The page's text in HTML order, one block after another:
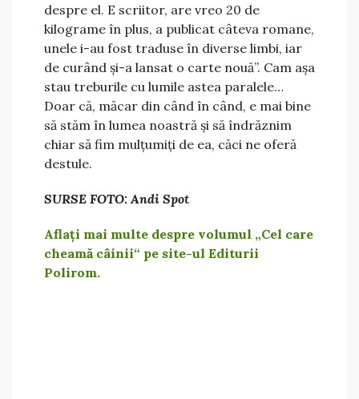
despre el. E scriitor, are vreo 20 de
kilograme în plus, a publicat câteva romane,
unele i-au fost traduse în diverse limbi, iar
de curând și-a lansat o carte nouă”. Cam așa
stau treburile cu lumile astea paralele…
Doar că, măcar din când în când, e mai bine
să stăm în lumea noastră și să îndrăznim
chiar să fim mulțumiți de ea, căci ne oferă
destule.
SURSE FOTO: Andi Spot
Aflați mai multe despre volumul „Cel care
cheamă câinii“ pe site-ul Editurii
Polirom.